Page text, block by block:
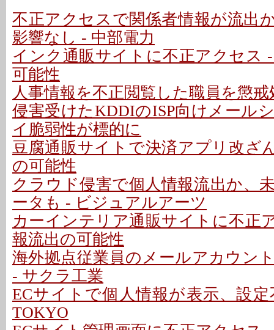
不正アクセスで関係者情報が流出
影響なし - 中部電力
インク通販サイトに不正アクセス
可能性
人事情報を不正閲覧した職員を懲
侵害受けたKDDIのISP向けメール
イ脆弱性が標的に
豆腐通販サイトで決済アプリ改ざ
の可能性
クラウド侵害で個人情報流出か、
ータも - ビジュアルアーツ
カーインテリア通販サイトに不正
報流出の可能性
海外拠点従業員のメールアカウン
- サクラ工業
ECサイトで個人情報が表示、設定
TOKYO